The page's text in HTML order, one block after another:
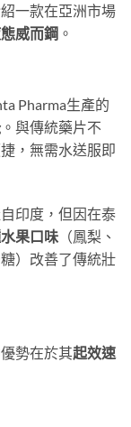
一款在亞洲市場
威而鋼 。
Pharma生產的
。與傳統藥片不
，無需水送服即
印度，但因在泰
果口味 ​（鳳梨、
）改善了傳統壯
勢在於其起效速